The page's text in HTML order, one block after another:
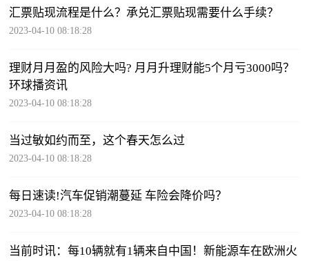
汇票贴现流程是什么？承兑汇票贴现需要什么手续？
2023-04-10 08:18:28
理财月月盈的风险大吗? 月月升理财能5个月亏3000吗？
环球播资讯
2023-04-10 08:18:28
当过敏如约而至，这个春天怎么过
2023-04-10 08:18:28
每日速读!汽车促销潮蔓延 车险会降价吗？
2023-04-10 08:18:28
当前时讯：每10辆就有1辆来自中国！新能源车在欧洲火